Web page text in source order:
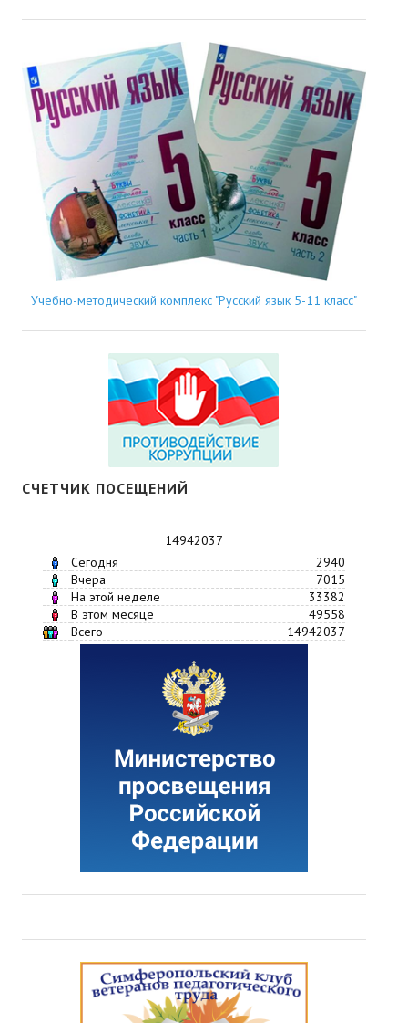
Учебно-методический комплекс "Русский язык 5-11 класс"
СЧЕТЧИК ПОСЕЩЕНИЙ
14942037
Сегодня
2940
Вчера
7015
На этой неделе
33382
В этом месяце
49558
Всего
14942037